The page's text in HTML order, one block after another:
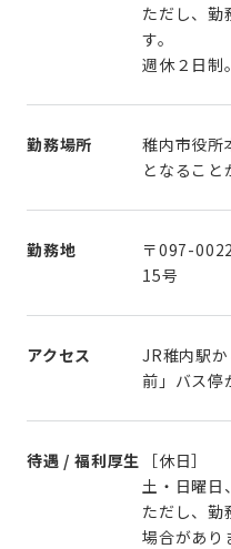
ただし、勤
す。
週休２日制。
勤務場所
稚内市役所
となること
勤務地
〒097-
15号
アクセス
JR稚内駅
前」バス停
待遇 / 福利厚生
［休日］
土・日曜日
ただし、勤
場合があり